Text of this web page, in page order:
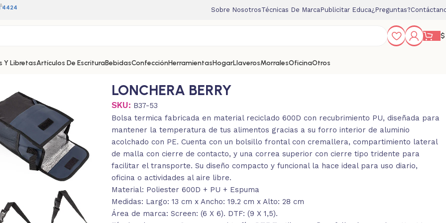
4424 Sobre NosotrosTécnicas De MarcaPublicitar Educa¿Preguntas?
$
Y LibretasArtículos De EscrituraBebidasConfecciónHerramientasHogarLlaverosMorralesOficinaOtros
LONCHERA BERRY
SKU: B37-53
Bolsa termica fabricada en material reciclado 600D con recubrimiento PU, diseñada para
mantener la temperatura de tus alimentos gracias a su forro interior de aluminio
acolchado con PE. Cuenta con un bolsillo frontal con cremallera, compartimiento lateral
de malla con cierre de contacto, y una correa superior con cierre tipo tridente para
facilitar el transporte. Su diseño compacto y funcional la hace ideal para uso diario,
oficina o actividades al aire libre.
Material: Poliester 600D + PU + Espuma
Medidas: Largo: 13 cm x Ancho: 19.2 cm x Alto: 28 cm
Área de marca: Screen: (6 X 6). DTF: (9 X 1,5).